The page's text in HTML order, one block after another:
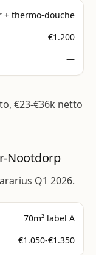
+ thermo-douche
€1.200
—
€23-€36k netto
Nootdorp
Q1 2026.
70m² label A
€1.050-€1.350